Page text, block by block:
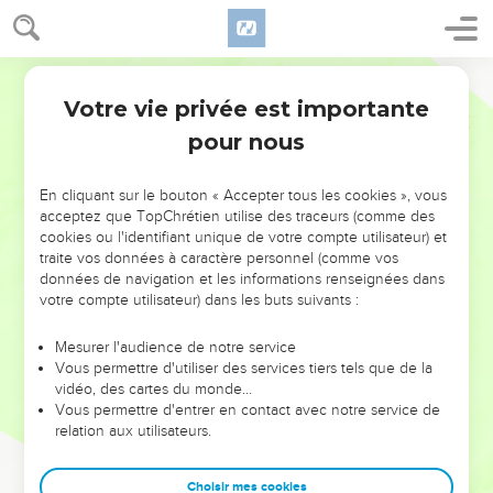
NE MANQUEZ PAS L’ÉVÉNEMENT
DE L’ANNÉE !
ET SI LEURS ERREURS POUVAIENT VOUS ÉVITER LES
VOTRES ?
leur foi ou leur vision. Mais on voit moins les doutes, les erreurs
et les saisons difficiles qu'ils ont traversés, alors même que ce
sont elles qui les ont façonnés.
Dans cette conférence, leaders, entrepreneurs, et responsables
clés pour avancer avec plus de sagesse afin que leurs erreurs
Votre vie privée est importante
pour nous
En cliquant sur le bouton « Accepter tous les cookies », vous
acceptez que TopChrétien utilise des traceurs (comme des
cookies ou l'identifiant unique de votre compte utilisateur) et
traite vos données à caractère personnel (comme vos
données de navigation et les informations renseignées dans
votre compte utilisateur) dans les buts suivants :
Mesurer l'audience de notre service
Vous permettre d'utiliser des services tiers tels que de la
vidéo, des cartes du monde…
Vous permettre d'entrer en contact avec notre service de
relation aux utilisateurs.
Choisir mes cookies